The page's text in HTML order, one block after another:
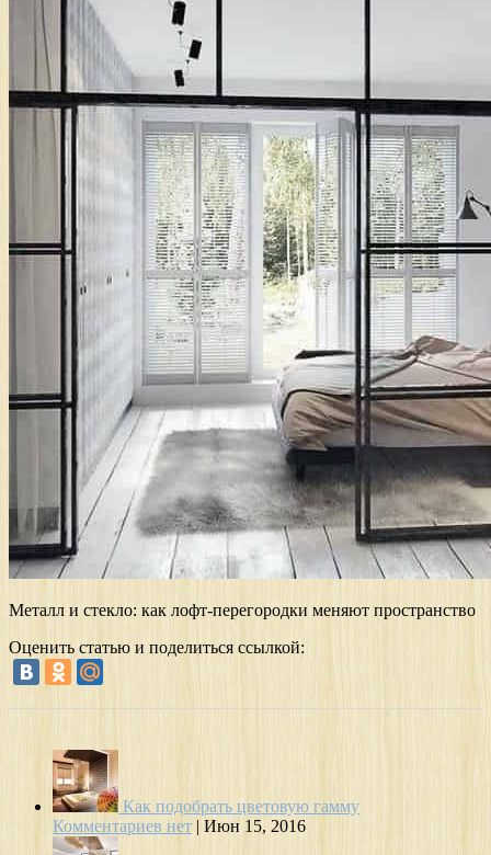
Металл и стекло: как лофт-перегородки меняют пространство
Оценить статью и поделиться ссылкой:
Как подобрать цветовую гамму
Комментариев нет | Июн 15, 2016